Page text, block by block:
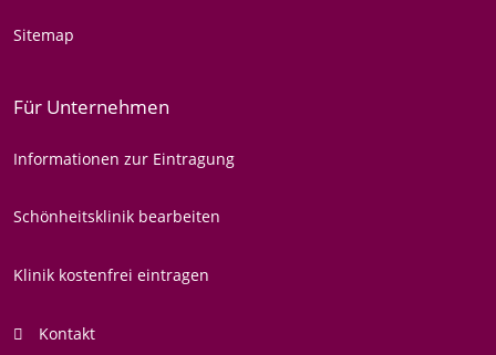
Sitemap
Für Unternehmen
Informationen zur Eintragung
Schönheitsklinik bearbeiten
Klinik kostenfrei eintragen
Kontakt